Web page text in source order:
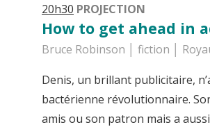
20h30 PROJECTION
How to get ahead in
Bruce Robinson │ fiction │
Denis, un brillant publicitaire,
bactérienne révolutionnaire.
amis ou son patron mais a